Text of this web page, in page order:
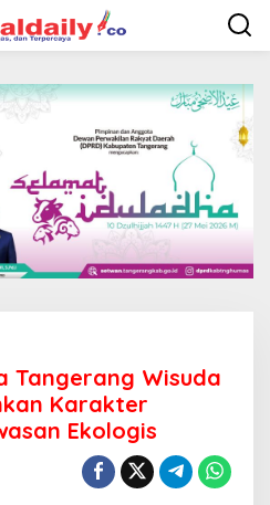
Tangerang Wisuda
Karakter
Ekologis